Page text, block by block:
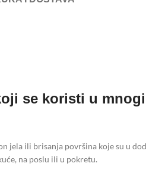
se koristi u
jela ili brisanja površina koje su u
na poslu ili u pokretu.